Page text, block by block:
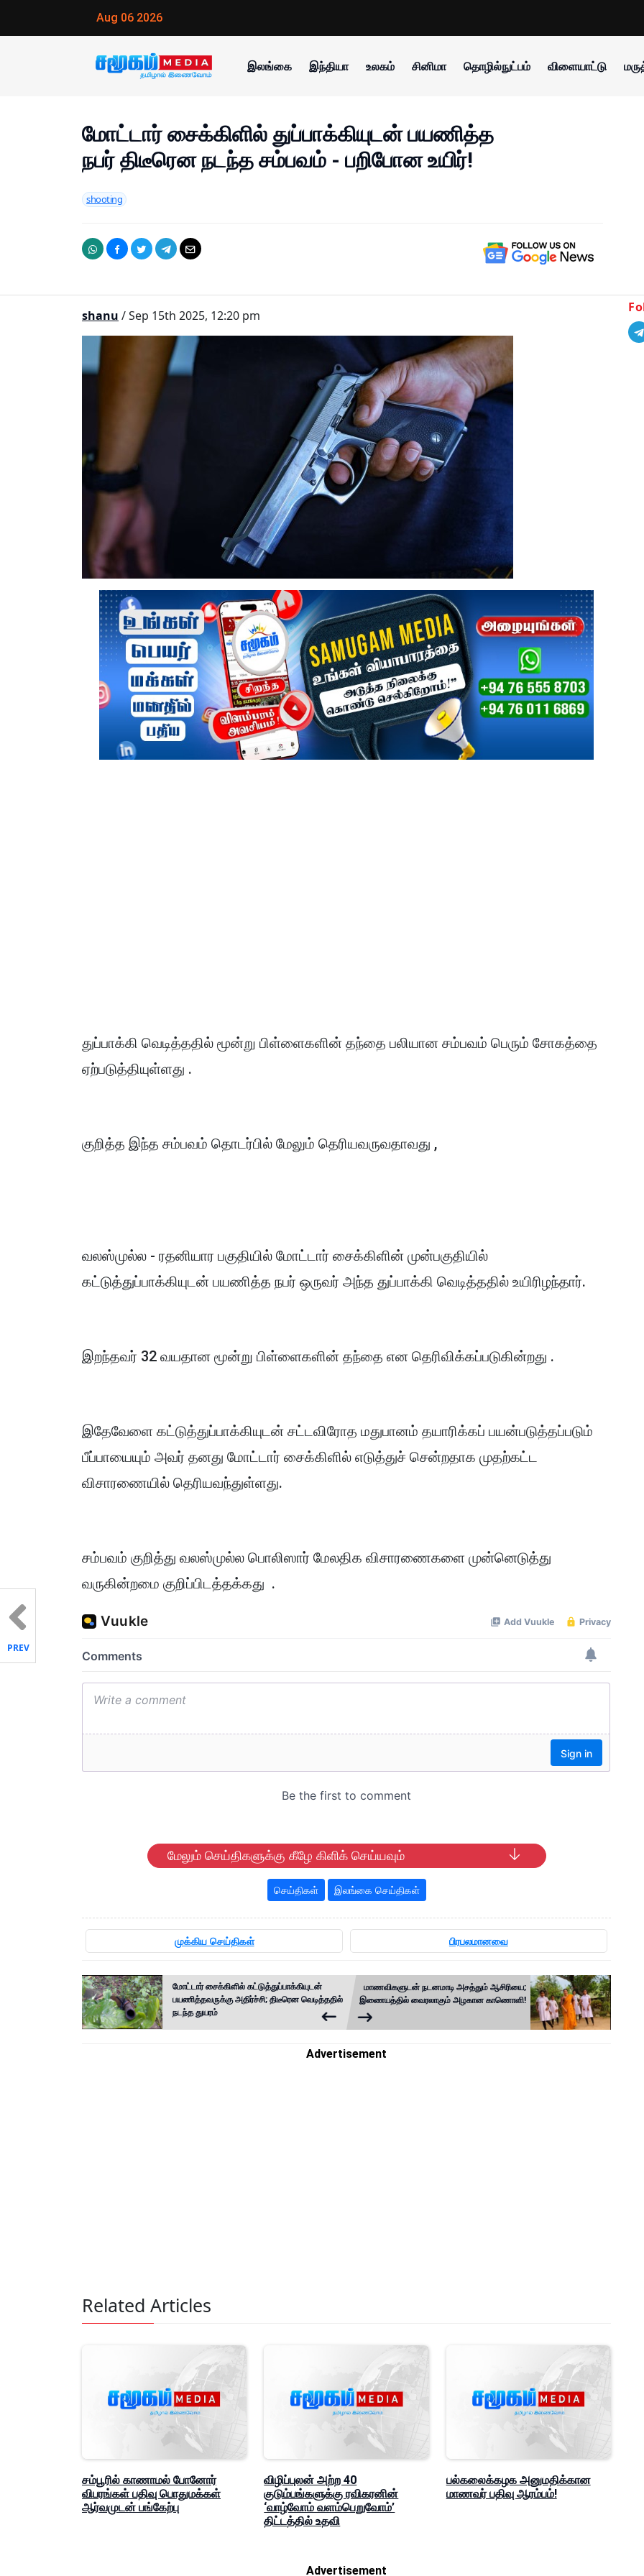
Aug 06 2026
இலங்கை இந்தியா உலகம் சினிமா தொழில்நுட்பம் விளையாட்டு
மோட்டார் சைக்கிளில் துப்பாக்கியுடன் பயணித்த
நபர் திடீரென நடந்த சம்பவம் - பறிபோன உயிர்!
shooting
shanu / Sep 15th 2025, 12:20 pm
துப்பாக்கி வெடித்ததில் மூன்று பிள்ளைகளின் தந்தை பலியான சம்பவம் பெரும் சோகத்தை
ஏற்படுத்தியுள்ளது .
குறித்த இந்த சம்பவம் தொடர்பில் மேலும் தெரியவருவதாவது ,
வலஸ்முல்ல - ரதனியார பகுதியில் மோட்டார் சைக்கிளின் முன்பகுதியில்
கட்டுத்துப்பாக்கியுடன் பயணித்த நபர் ஒருவர் அந்த துப்பாக்கி வெடித்ததில் உயிரிழந்தார்.
இறந்தவர் 32 வயதான மூன்று பிள்ளைகளின் தந்தை என தெரிவிக்கப்படுகின்றது .
இதேவேளை கட்டுத்துப்பாக்கியுடன் சட்டவிரோத மதுபானம் தயாரிக்கப் பயன்படுத்தப்படும்
பீப்பாயையும் அவர் தனது மோட்டார் சைக்கிளில் எடுத்துச் சென்றதாக முதற்கட்ட
விசாரணையில் தெரியவந்துள்ளது.
சம்பவம் குறித்து வலஸ்முல்ல பொலிஸார் மேலதிக விசாரணைகளை முன்னெடுத்து
வருகின்றமை குறிப்பிடத்தக்கது .
மேலும் செய்திகளுக்கு கீழே கிளிக் செய்யவும்
செய்திகள் இலங்கை செய்திகள்
முக்கிய செய்திகள் பிரபலமானவை
மோட்டார் சைக்கிளில் கட்டுத்துப்பாக்கியுடன்
பயணித்தவருக்கு அதிர்ச்சி; திடீரென வெடித்ததில்
நடந்த துயரம்
மாணவிகளுடன் நடனமாடி அசத்தும் ஆசிரியை;
இணையத்தில் வைரலாகும் அழகான காணொளி!
PREV
Advertisement
Related Articles
சம்பூரில் காணாமல் போனோர்
விபரங்கள் பதிவு பொதுமக்கள்
ஆர்வமுடன் பங்கேற்பு
விழிப்புலன் அற்ற 40
குடும்பங்களுக்கு ரவிகரனின்
‘வாழ்வோம் வளம்பெறுவோம்’
திட்டத்தில் உதவி
பல்கலைக்கழக அனுமதிக்கான
மாணவர் பதிவு ஆரம்பம்!
Advertisement